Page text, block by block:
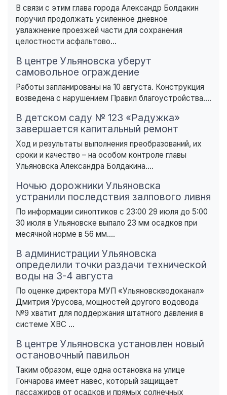
В связи с этим глава города Александр Болдакин
поручил продолжать усиленное дневное
увлажнение проезжей части для сохранения
целостности асфальтово...
В центре Ульяновска уберут
самовольное ограждение
Работы запланированы на 10 августа. Конструкция
возведена с нарушением Правил благоустройства....
В детском саду № 123 «Радужка»
завершается капитальный ремонт
Ход и результаты выполнения преобразований, их
сроки и качество – на особом контроле главы
Ульяновска Александра Болдакина....
Ночью дорожники Ульяновска
устранили последствия залпового ливня
По информации синоптиков с 23:00 29 июля до 5:00
30 июля в Ульяновске выпало 23 мм осадков при
месячной норме в 56 мм....
В администрации Ульяновска
определили точки раздачи технической
воды на 3-4 августа
По оценке директора МУП «Ульяновскводоканал»
Дмитрия Урусова, мощностей другого водовода
№9 хватит для поддержания штатного давления в
системе ХВС ...
В центре Ульяновска установлен новый
остановочный павильон
Таким образом, еще одна остановка на улице
Гончарова имеет навес, который защищает
пассажиров от осадков и прямых солнечных